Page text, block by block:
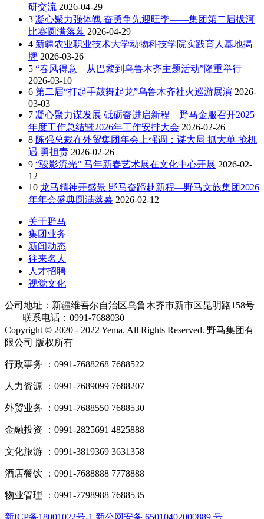
研交流 2026-04-29
3 凝心聚力强体魄 奋勇争先迎旺季——集团第二届拔河
比赛圆满落幕 2026-04-29
4 新疆农业职业技术大学动物科技学院实践育人基地揭
牌 2026-03-26
5 “春风得意—从巴黎到乌鲁木齐主题活动”隆重举行
2026-03-10
6 第二届“打起手鼓舞起龙”乌鲁木齐社火巡游展演 2026-
03-03
7 凝心聚力谋发展 砥砺奋进启新程—野马金服召开2025
年度工作总结暨2026年工作安排大会 2026-02-26
8 陈强总裁在外贸集团年会上强调：谋大局 抓大单 抢机
遇 勇担责 2026-02-26
9 “骏影流光” 马年新春艺术展在文化中心开展 2026-02-
12
10 龙马精神开盛景 野马奋蹄赴新程—野马文旅集团2026
年年会盛典圆满落幕 2026-02-12
关于野马
集团业务
新闻动态
往来名人
人才招聘
视觉文化
公司地址：新疆维吾尔自治区乌鲁木齐市新市区昆明路158号
联系电话：0991-7688030
Copyright © 2020 - 2022 Yema. All Rights Reserved. 野马集团有
限公司 版权所有
行政事务 ：0991-7688268 7688522
人力资源 ：0991-7689099 7688207
外贸业务 ：0991-7688550 7688530
金融投资 ：0991-2825691 4825888
文化旅游 ：0991-3819369 3631358
酒店餐饮 ：0991-7688888 7778888
物业管理 ：0991-7798988 7688535
新ICP备18001022号-1 新公网安备 65010402000889 号